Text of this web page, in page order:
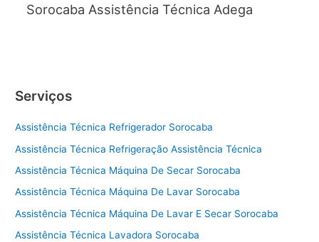
Sorocaba Assistência Técnica Adega
Serviços
Assistência Técnica Refrigerador Sorocaba
Assistência Técnica Refrigeração Assistência Técnica
Assistência Técnica Máquina De Secar Sorocaba
Assistência Técnica Máquina De Lavar Sorocaba
Assistência Técnica Máquina De Lavar E Secar Sorocaba
Assistência Técnica Lavadora Sorocaba